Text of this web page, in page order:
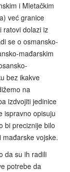
i Mletačkim
već granice
ratovi dolazi iz
se o osmansko-
mađarskim
bez ikakve
na
izdvojiti jedinice
ispravno opisuju
bi preciznije bilo
vojske.
da su ih radili
potrebe da